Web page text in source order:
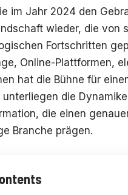
im Jahr 2024 den
wieder, die von
Fortschritten
Online-Plattformen,
hat die Bühne für
unterliegen die
die einen
Branche prägen.